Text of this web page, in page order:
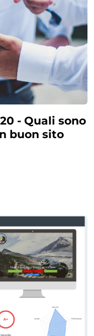
- Quali sono
buon sito